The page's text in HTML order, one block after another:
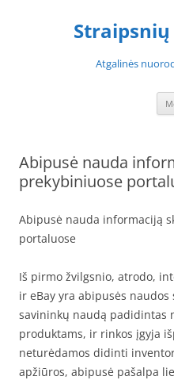
Atgalinės
Abipusė nauda
prekybiniuose
Abipusė nauda informaciją
portaluose
Iš pirmo žvilgsnio, atrodo,
ir eBay yra abipusės
savininkų naudą padidintas
produktams, ir rinkos įgyja
neturėdamos didinti
apžiūros, abipusė pašalpa